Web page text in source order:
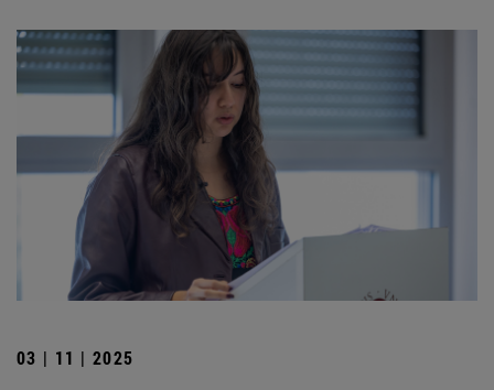
03 | 11 | 2025